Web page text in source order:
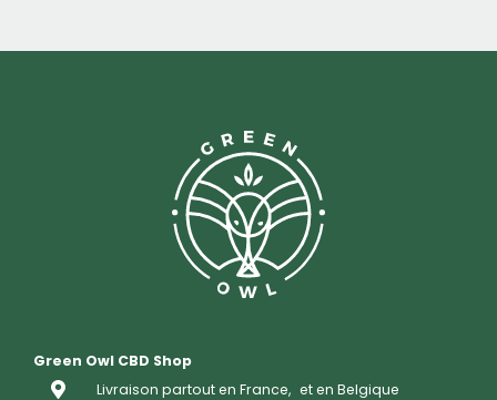
Green Owl CBD Shop
Livraison partout en France, et en Belgique